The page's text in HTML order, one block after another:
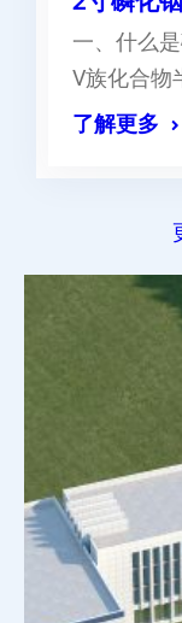
一、什么
V族化合物
了解更多